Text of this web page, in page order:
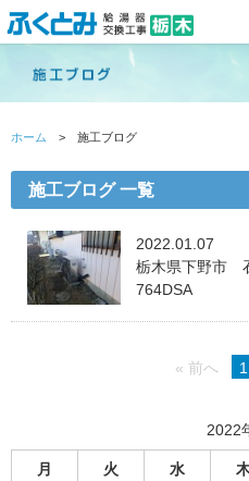
ホーム 施工ブログ
施工ブログ 一覧
2022.01.07
栃木県下野市
764DSA
« 前へ 1
2022
月 火 水